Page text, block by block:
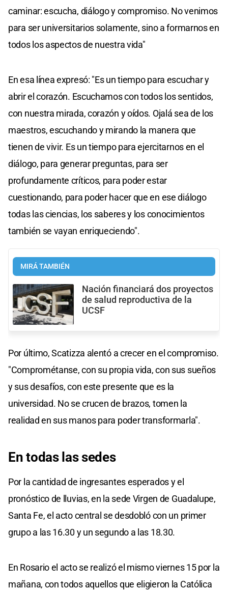
caminar: escucha, diálogo y compromiso. No venimos
para ser universitarios solamente, sino a formarnos en
todos los aspectos de nuestra vida"
En esa línea expresó: "Es un tiempo para escuchar y
abrir el corazón. Escuchamos con todos los sentidos,
con nuestra mirada, corazón y oídos. Ojalá sea de los
maestros, escuchando y mirando la manera que
tienen de vivir. Es un tiempo para ejercitarnos en el
diálogo, para generar preguntas, para ser
profundamente críticos, para poder estar
cuestionando, para poder hacer que en ese diálogo
todas las ciencias, los saberes y los conocimientos
también se vayan enriqueciendo".
MIRÁ TAMBIÉN
Nación financiará dos proyectos
de salud reproductiva de la
UCSF
Por último, Scatizza alentó a crecer en el compromiso.
"Comprométanse, con su propia vida, con sus sueños
y sus desafíos, con este presente que es la
universidad. No se crucen de brazos, tomen la
realidad en sus manos para poder transformarla".
En todas las sedes
Por la cantidad de ingresantes esperados y el
pronóstico de lluvias, en la sede Virgen de Guadalupe,
Santa Fe, el acto central se desdobló con un primer
grupo a las 16.30 y un segundo a las 18.30.
En Rosario el acto se realizó el mismo viernes 15 por la
mañana, con todos aquellos que eligieron la Católica